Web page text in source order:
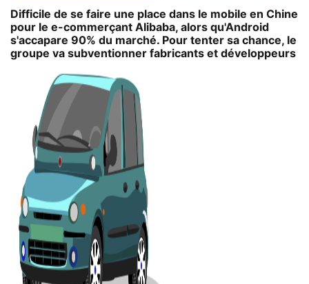
Difficile de se faire une place dans le mobile en Chine
pour le e-commerçant Alibaba, alors qu'Android
s'accapare 90% du marché. Pour tenter sa chance, le
groupe va subventionner fabricants et développeurs